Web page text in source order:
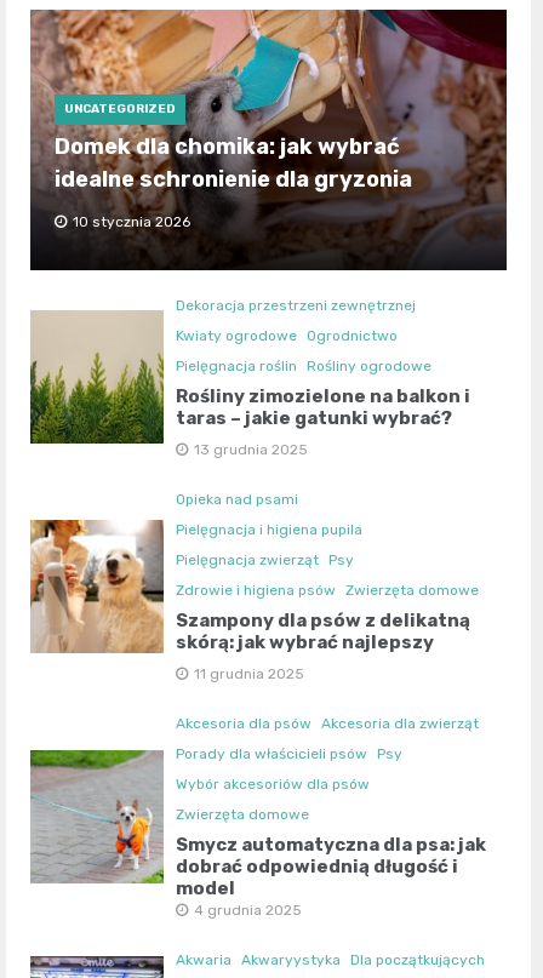
UNCATEGORIZED
Domek dla chomika: jak wybrać
idealne schronienie dla gryzonia
10 stycznia 2026
Dekoracja przestrzeni zewnętrznej
Kwiaty ogrodowe Ogrodnictwo
Pielęgnacja roślin
Rośliny ogrodowe
Rośliny zimozielone na balkon i
taras – jakie gatunki wybrać?
13 grudnia 2025
Opieka nad psami
Pielęgnacja i higiena pupila
Pielęgnacja zwierząt Psy
Zdrowie i higiena psów
Zwierzęta domowe
Szampony dla psów z delikatną
skórą: jak wybrać najlepszy
11 grudnia 2025
Akcesoria dla psów
Akcesoria dla zwierząt
Porady dla właścicieli psów
Psy
Wybór akcesoriów dla psów
Zwierzęta domowe
Smycz automatyczna dla psa: jak
dobrać odpowiednią długość i
model
4 grudnia 2025
Akwaria Akwaryystyka Dla początkujących